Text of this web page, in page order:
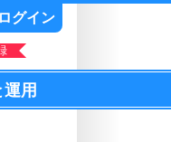
ログイン
運用